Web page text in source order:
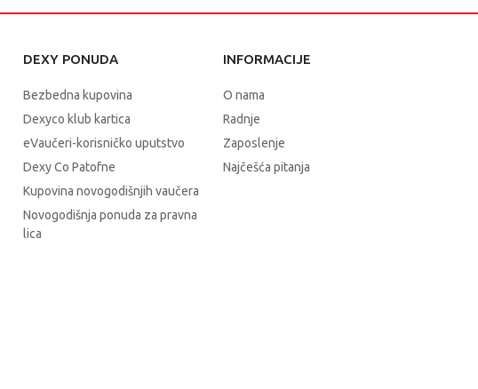
DEXY PONUDA
Bezbedna kupovina
Dexyco klub kartica
eVaučeri-korisničko uputstvo
Dexy Co Patofne
Kupovina novogodišnjih vaučera
Novogodišnja ponuda za pravna
lica
INFORMACIJE
O nama
Radnje
Zaposlenje
Najčešća pitanja